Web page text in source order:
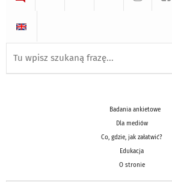
Badania ankietowe
Dla mediów
Co, gdzie, jak załatwić?
Edukacja
O stronie